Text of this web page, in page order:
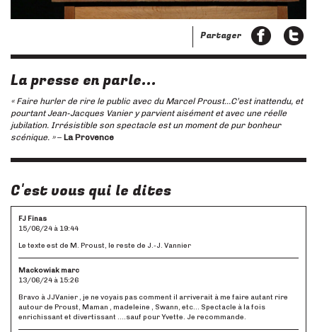
Partager
La presse en parle...
« Faire hurler de rire le public avec du Marcel Proust…C’est inattendu, et
pourtant Jean-Jacques Vanier y parvient aisément et avec une réelle
jubilation. Irrésistible son spectacle est un moment de pur bonheur
scénique. »– La Provence
C'est vous qui le dites
FJ Finas
15/06/24 à 19:44
Le texte est de M. Proust, le reste de J.-J. Vannier
Mackowiak marc
13/06/24 à 15:26
Bravo à JJVanier , je ne voyais pas comment il arriverait à me faire autant rire
autour de Proust, Maman , madeleine , Swann, etc... Spectacle à la fois
enrichissant et divertissant ....sauf pour Yvette. Je recommande.